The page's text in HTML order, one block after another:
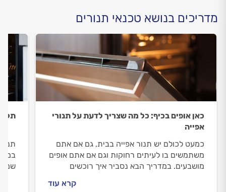
מדריכים בנושא טכנאי תנורים
כאן אופים בכיף: כל מה שצריך לדעת על תנורי
אפייה
כמעט לכולם יש תנור אפייה בבית, גם אם אתם
משתמשים בו לעיתים רחוקות וגם אם אתם אופים
מושבעים. במדריך הבא נסביר איך רוכשים
קרא עוד